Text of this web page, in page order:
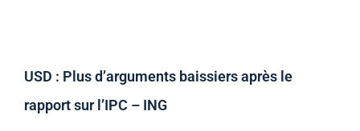
USD : Plus d’arguments baissiers après le
rapport sur l’IPC – ING